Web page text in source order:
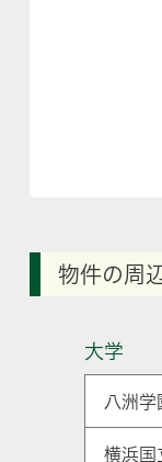
物件の周
大学
八洲
横浜